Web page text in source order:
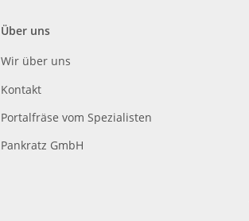
Über uns
Wir über uns
Kontakt
Portalfräse vom Spezialisten
Pankratz GmbH